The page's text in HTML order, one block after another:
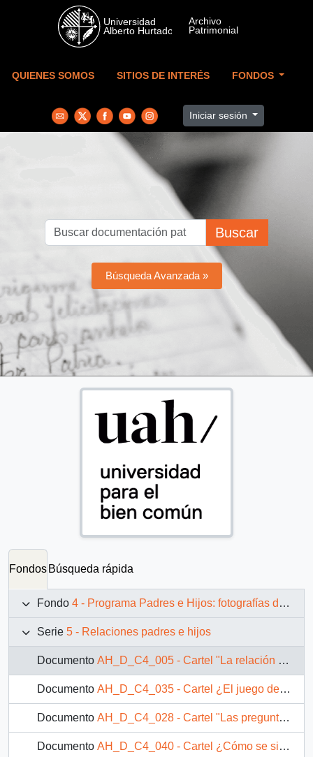
Skip to main content
QUIENES SOMOS SITIOS DE INTERÉS FONDOS
Iniciar sesión
Buscar
Búsqueda Avanzada »
Fondos Búsqueda rápida
Fondo 4 - Programa Padres e Hijos: fotografías de Juan Maino
Serie 5 - Relaciones padres e hijos
Documento AH_D_C4_005 - Cartel "La relación padres-hijos"
Documento AH_D_C4_035 - Cartel ¿El juego del niño es solamente diversión?
Documento AH_D_C4_028 - Cartel "Las preguntas del niño"
Documento AH_D_C4_040 - Cartel ¿Cómo se siente apreciado el niño?